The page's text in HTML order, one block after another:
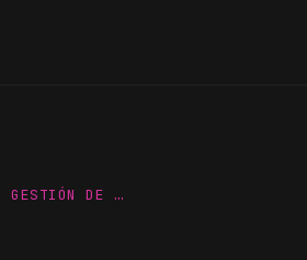
GESTIÓN DE …